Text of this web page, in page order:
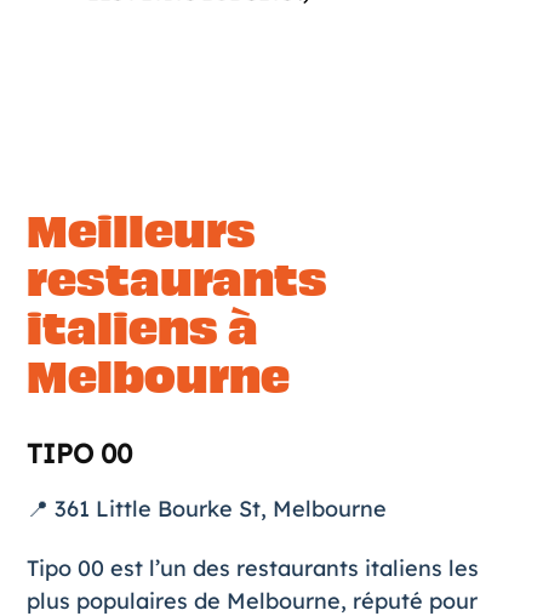
Meilleurs
restaurants
italiens à
Melbourne
TIPO 00
📍 361 Little Bourke St, Melbourne
Tipo 00 est l’un des restaurants italiens les
plus populaires de Melbourne, réputé pour